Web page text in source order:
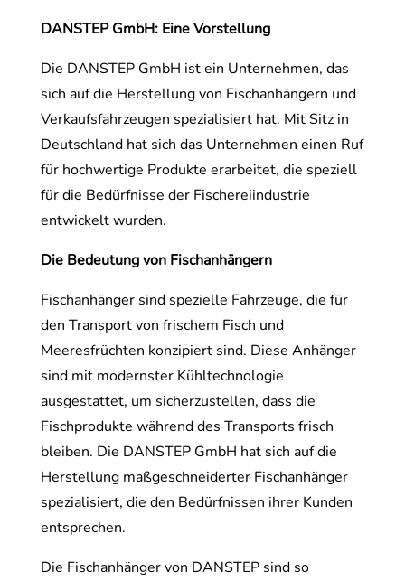
DANSTEP GmbH: Eine Vorstellung
Die DANSTEP GmbH ist ein Unternehmen, das
sich auf die Herstellung von Fischanhängern und
Verkaufsfahrzeugen spezialisiert hat. Mit Sitz in
Deutschland hat sich das Unternehmen einen Ruf
für hochwertige Produkte erarbeitet, die speziell
für die Bedürfnisse der Fischereiindustrie
entwickelt wurden.
Die Bedeutung von Fischanhängern
Fischanhänger sind spezielle Fahrzeuge, die für
den Transport von frischem Fisch und
Meeresfrüchten konzipiert sind. Diese Anhänger
sind mit modernster Kühltechnologie
ausgestattet, um sicherzustellen, dass die
Fischprodukte während des Transports frisch
bleiben. Die DANSTEP GmbH hat sich auf die
Herstellung maßgeschneiderter Fischanhänger
spezialisiert, die den Bedürfnissen ihrer Kunden
entsprechen.
Die Fischanhänger von DANSTEP sind so